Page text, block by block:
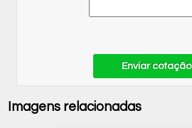
Enviar cotação
Imagens relacionadas